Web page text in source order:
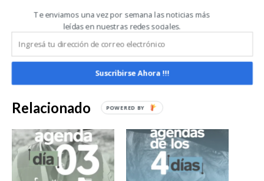
FUENTE :https://agroactiva.com/agroactiva-arena-el-
debatira-su-futuro/
Relacionado
Te enviamos una vez por semana las noticias más
leídas en nuestras redes sociales.
Suscribirse Ahora !!!